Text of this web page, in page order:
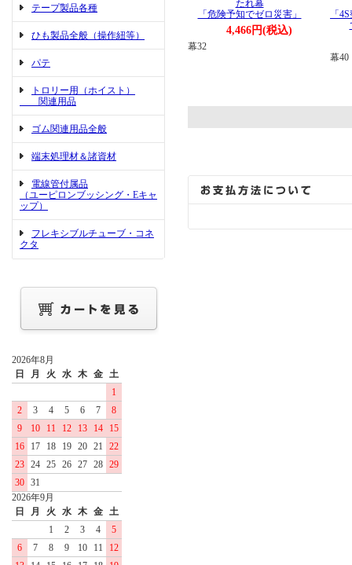
テープ製品各種
ひも製品全般（操作紐等）
パテ
トロリー用（ホイスト）
関連用品
ゴム関連用品全般
端末処理材＆諸資材
電線管付属品
（ユーピロンブッシング・Eキャ
ップ）
フレキシブルチューブ・コネ
クタ
2026年8月
日
月 火 水 木 金 土
1
2
3 4 5 6 7
8
9
10 11 12 13 14
15
16
17 18 19 20 21
22
23 24 25 26 27 28 29
30 31
2026年9月
日
月 火 水 木 金 土
1
2 3 4
5
6
7 8 9 10 11
12
たれ幕
「危険予知でゼロ災害」
4,466円(税込)
幕32
「
幕40